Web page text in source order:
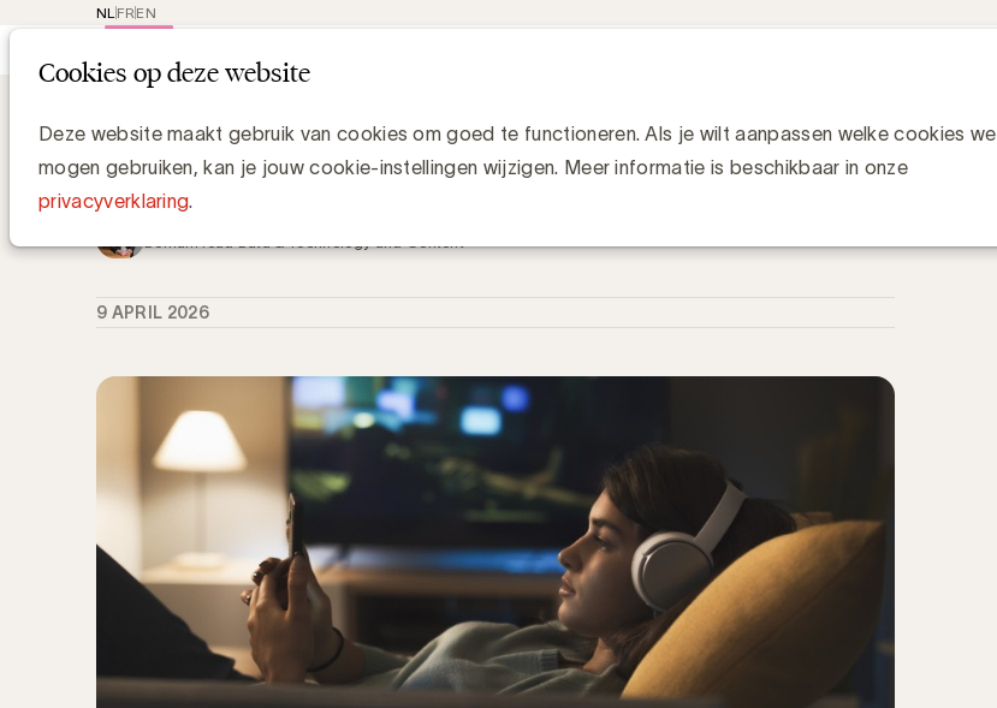
Cookies op deze website
Deze website maakt gebruik van cookies om goed te functioneren. Als je wilt aanpassen welke cookies we
mogen gebruiken, kan je jouw cookie-instellingen wijzigen. Meer informatie is beschikbaar in onze
privacyverklaring.
EN
FR
NL
De nieuwe realiteit van mediagebruik in België: van Gen Z tot
babyboomers
9 APRIL 2026